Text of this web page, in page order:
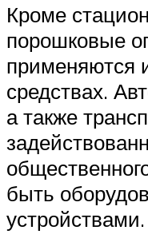
Кроме
порошковые
применяются
средствах.
а также
быть
устройствами.